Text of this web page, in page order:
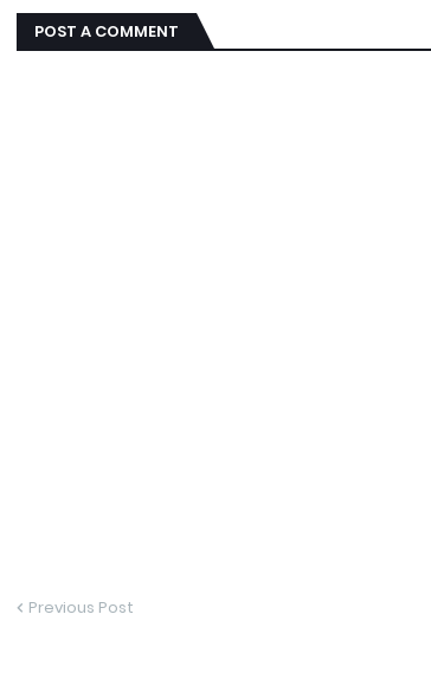
POST A COMMENT
Previous Post